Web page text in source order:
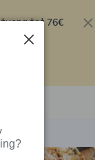
tot 76€